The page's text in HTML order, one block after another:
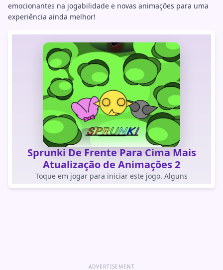
emocionantes na jogabilidade e novas animações para uma
experiência ainda melhor!
Sprunki De Frente Para Cima Mais
Atualização de Animações 2
Toque em jogar para iniciar este jogo. Alguns
navegadores dentro de apps bloqueiam jogos
ADVERTISEMENT